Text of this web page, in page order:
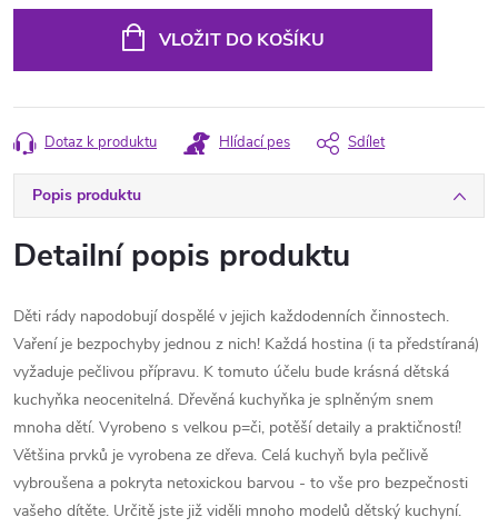
VLOŽIT DO KOŠÍKU
Dotaz k produktu Hlídací pes Sdílet
Popis produktu
Detailní popis produktu
Děti rády napodobují dospělé v jejich každodenních činnostech.
Vaření je bezpochyby jednou z nich! Každá hostina (i ta předstíraná)
vyžaduje pečlivou přípravu. K tomuto účelu bude krásná dětská
kuchyňka neocenitelná. Dřevěná kuchyňka je splněným snem
mnoha dětí. Vyrobeno s velkou p=či, potěší detaily a praktičností!
Většina prvků je vyrobena ze dřeva. Celá kuchyň byla pečlivě
vybroušena a pokryta netoxickou barvou - to vše pro bezpečnosti
vašeho dítěte. Určitě jste již viděli mnoho modelů dětský kuchyní.